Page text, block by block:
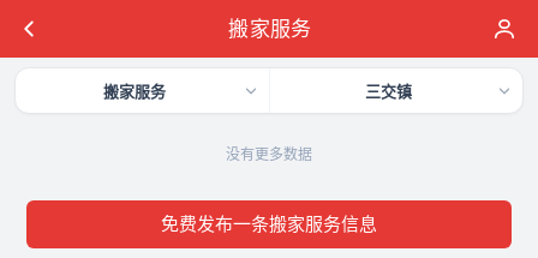
搬家服务
搬家服务 三交镇
没有更多数据
免费发布一条搬家服务信息